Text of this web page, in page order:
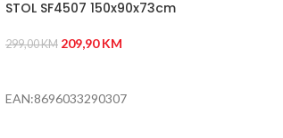
STOL SF4507 150x90x73cm
299,00KM 209,90KM
EAN:8696033290307